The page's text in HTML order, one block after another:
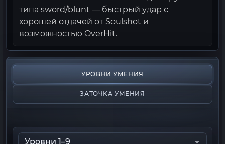
типа sword/blunt — быстрый удар с
хорошей отдачей от Soulshot и
возможностью OverHit.
УРОВНИ УМЕНИЯ
ЗАТОЧКА УМЕНИЯ